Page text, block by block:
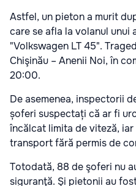
Astfel, un pieton a murit
care se afla la volanul unui
"Volkswagen LT 45".
Chişinău – Anenii Noi, în
20:00.
De asemenea, inspectorii
șoferi suspectați că ar fi
încălcat limita de viteză,
transport fără permis de
Totodată, 88 de şoferi nu
siguranţă. Şi pietonii au